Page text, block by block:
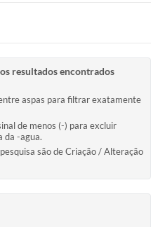
resultados encontrados
aspas para filtrar exatamente
de menos (-) para excluir
da -agua.
são de Criação / Alteração